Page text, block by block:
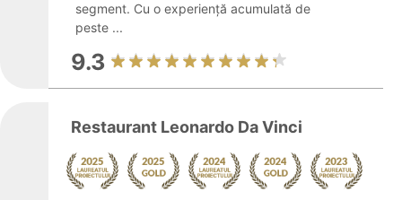
segment. Cu o experiență acumulată de
peste ...
9.3
Restaurant Leonardo Da Vinci